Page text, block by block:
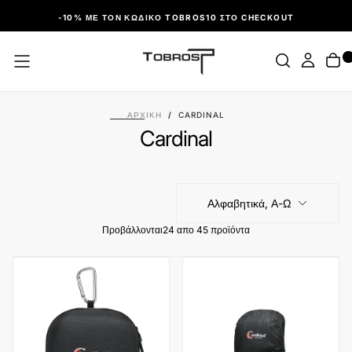
ΠΑΡΆΛΕΙΨΗ-10% ΜΕ ΤΟΝ ΚΩΔΙΚΌ TOBROS10 ΣΤΟ CHECKOUT
ΑΡΧΙΚΉ / CARDINAL
Cardinal
Αλφαβητικά, Α-Ω
Προβάλλονται24 απο 45 προϊόντα